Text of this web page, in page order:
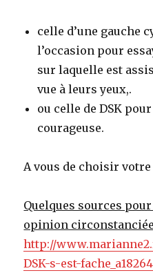
celle d’une gauche
l’occasion pour
sur laquelle est
vue à leurs yeux,.
ou celle de DSK
courageuse.
A vous de choisir votre
Quelques sources
opinion
http://
DSK-s-est-